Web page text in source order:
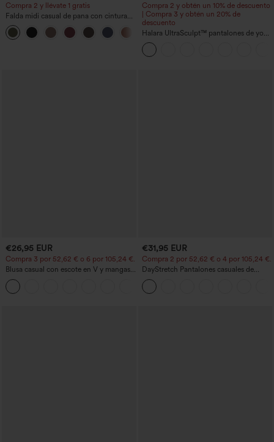
Compra 2 y llévate 1 gratis
Falda midi casual de pana con cintura
media y bolsillo lateral frontal con
solapa
+1
Compra 2 y obtén un 10% de descuento
| Compra 3 y obtén un 20% de
descuento
Halara UltraSculpt™ pantalones de yoga
holgados de talle alto con control
abdominal, rayas color block y bolsillos
€26,95 EUR
Compra 3 por 52,62 € o 6 por 105,24 €.
Blusa casual con escote en V y mangas
cortas abullonadas
€31,95 EUR
Compra 2 por 52,62 € o 4 por 105,24 €.
DayStretch Pantalones casuales de
cintura alta con pernera tipo barril y
bolsillos